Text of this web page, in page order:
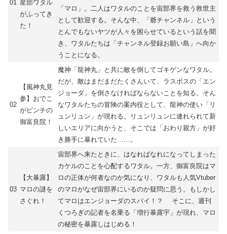
01
星部ワタル
がふってき
た！
「マロ」。二人はワタルのことを宙部界を救う救世主
として歓迎する。そんな中、「爺チャンネル」という
とんでもないヤツが人々を困らせているという話を聞
き、ワタルたちは「チャンネル登録お願い島」へ向か
うことになる。
02
【風神丸見
参】おでこ
がピンチの
御富良院！
魔神「龍神丸」と共に敵を倒してゴキゲンなワタル。
だが、敵はまだまだたくさんいて、ラスボスの「エン
ジョーダ」を倒さなければならないことを知る。そん
なワタルたちの冒険の案内役として、龍神の使い「リ
ュンリュン」が現れる。リュンリュンに連れられて新
しいエリアに向かうと、そこでは「おわり親方」が好
き勝手に暴れていた……。
03
【大暴露】
マロの謎を
さぐれ！
宙部界へ来たときに、はなればなれになってしまった
カケルのことを心配するワタル。一方、御富良院はマ
ロの正体が何者なのか気になり、ワタルも人気Vtuber
のマロがなぜ宙部界にいるのか疑問に思う。もしかし
てマロはエンジョーダのスパイ！？ そこに、週刊
くつろぎの記者を名乗る「増行暴露宇」が現れ、マロ
の秘密を暴露しはじめる！